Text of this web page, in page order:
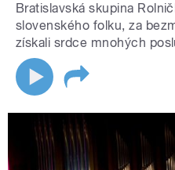
Bratislavská skupina
slovenského folku, za
získali srdce mnohých